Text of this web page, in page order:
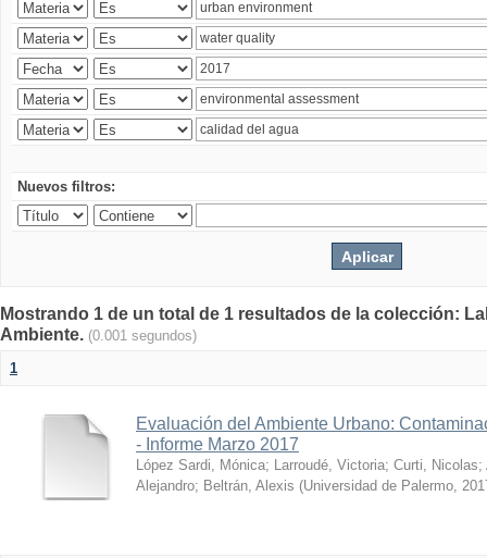
Nuevos filtros:
Mostrando 1 de un total de 1 resultados de la colección:
Ambiente. (0.001 segundos)
1
Evaluación del Ambiente Urbano:
- Informe Marzo 2017
López Sardi, Mónica; Larroudé, Victoria; Curti, Nicolas;
Alejandro; Beltrán, Alexis (Universidad de Palermo,